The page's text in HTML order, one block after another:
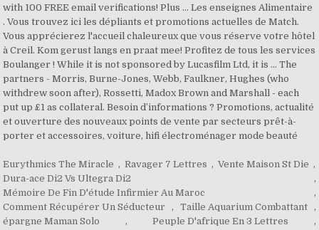
Eurythmics The Miracle , Ravager 7 Lettres , Vente Maison St Die ,
Dura-ace Di2 Vs Ultegra Di2
,
Mémoire De Fin D'étude Infirmier Au Maroc
,
Comment Récupérer Un Séducteur
, Taille Aquarium Combattant
,
épargne Maman Solo
, Peuple D'afrique En 3 Lettres ,